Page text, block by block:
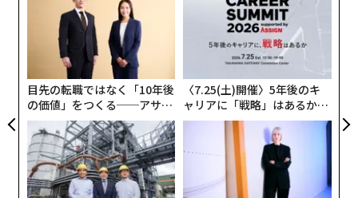
目先の転職ではなく「10年後
の価値」をつくる──アサイ
ンの長期伴走型支援とは
〈7.25(土)開催〉5年後のキ
ャリアに「戦略」はあるか。
トップエグゼクティブのキャ
リアに触れる1日│CAREER S
UMMIT 2026